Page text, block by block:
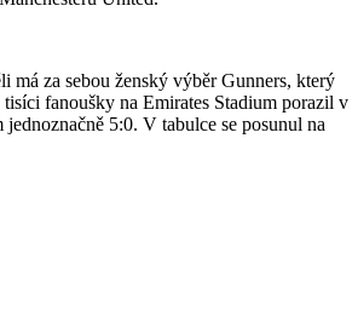
má za sebou ženský výběr Gunners, který
tisíci fanoušky na Emirates Stadium porazil v
jednoznačně 5:0. V tabulce se posunul na